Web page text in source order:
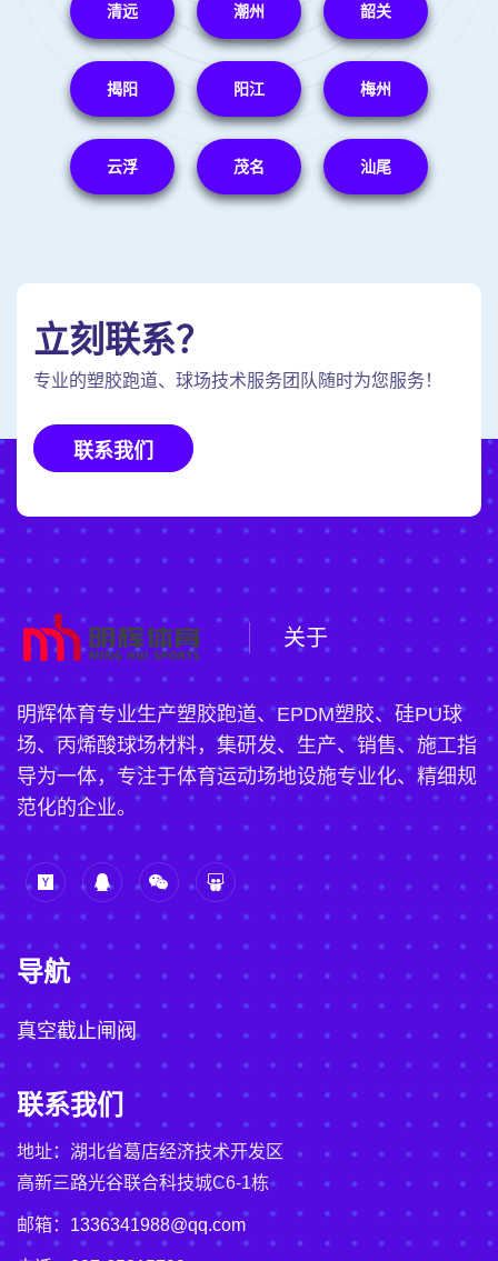
清远 潮州 韶关
揭阳 阳江 梅州
云浮 茂名 汕尾
立刻联系？
专业的塑胶跑道、球场技术服务团队随时为您服务！
联系我们
关于
明辉体育专业生产塑胶跑道、EPDM塑胶、硅PU球
场、丙烯酸球场材料，集研发、生产、销售、施工指
导为一体，专注于体育运动场地设施专业化、精细规
范化的企业。
导航
真空截止闸阀
联系我们
地址：湖北省葛店经济技术开发区
高新三路光谷联合科技城C6-1栋
邮箱： 1336341988@qq.com